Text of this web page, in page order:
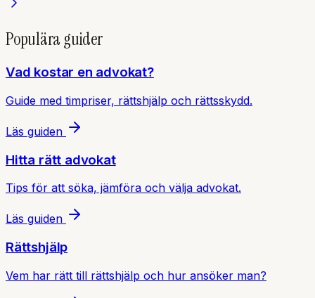
Populära guider
Vad kostar en advokat?
Guide med timpriser, rättshjälp och rättsskydd.
Läs guiden
Hitta rätt advokat
Tips för att söka, jämföra och välja advokat.
Läs guiden
Rättshjälp
Vem har rätt till rättshjälp och hur ansöker man?